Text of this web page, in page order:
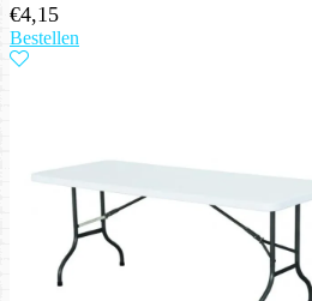
€4,15
Bestellen